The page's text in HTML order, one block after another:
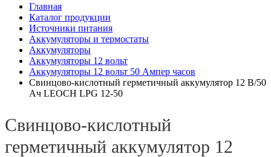
Главная
Каталог продукции
Источники питания
Аккумуляторы и термостаты
Аккумуляторы
Аккумуляторы 12 вольт
Аккумуляторы 12 вольт 50 Ампер часов
Свинцово-кислотный герметичный аккумулятор 12 В/50
Ач LEOCH LPG 12-50
Свинцово-кислотный
герметичный аккумулятор 12